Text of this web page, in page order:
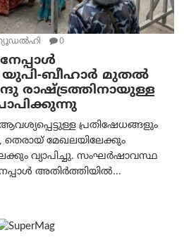
0
യുപി-ബീഹാർ മുതൽ
രാഷ്ട്രത്തിനായുള്ള
ആവശ്യപ്പെട്ടുള്ള പ്രതിഷേധങ്ങളും
തെരായ് മേഖലയിലേക്കും
വ്യാപിച്ചു. സംഘർഷാവസ്ഥ
അതിർത്തിയിൽ...